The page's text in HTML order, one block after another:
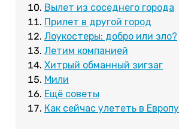
Вылет из соседнего города
Прилет в другой город
Лоукостеры: добро или зло?
Летим компанией
Хитрый обманный зигзаг
Мили
Ещё советы
Как сейчас улететь в Европу